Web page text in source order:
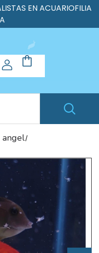
EN ACUARIOFILIA
angel/